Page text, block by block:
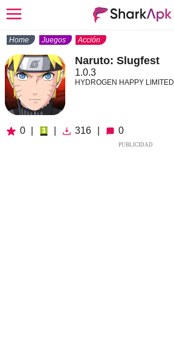
Home Juegos Acción
Naruto: Slugfest
1.0.3
HYDROGEN HAPPY LIMITED
0 316 0
PUBLICIDAD